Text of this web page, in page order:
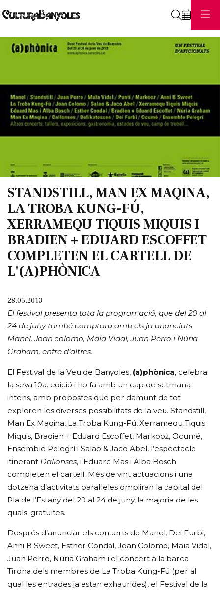
STANDSTILL, MAN EX MAQINA,
LA TROBA KUNG-FÚ,
XERRAMEQU TIQUIS MIQUIS I
BRADIEN + EDUARD ESCOFFET
COMPLETEN EL CARTELL DE
L'(A)PHÒNICA
28.05.2013
El festival presenta tota la programació, que del 20 al
24 de juny també comptarà amb els ja anunciats
Manel, Joan colomo, Maïa Vidal, Juan Perro i Núria
Graham, entre d’altres.
El Festival de la Veu de Banyoles, (a)phònica, celebra
la seva 10a. edició i ho fa amb un cap de setmana
intens, amb propostes que per damunt de tot
exploren les diverses possibilitats de la veu. Standstill,
Man Ex Maqina, La Troba Kung-Fú, Xerramequ Tiquis
Miquis, Bradien + Eduard Escoffet, Markooz, Ocumé,
Ensemble Pelegrí i Salao & Jaco Abel, l’espectacle
itinerant Dallonses, i Eduard Mas i Alba Bosch
completen el cartell. Més de vint actuacions i una
dotzena d’activitats paral·leles ompliran la capital del
Pla de l’Estany del 20 al 24 de juny, la majoria de les
quals, gratuïtes.
Després d’anunciar els concerts de Manel, Dei Furbi,
Anni B Sweet, Esther Condal, Joan Colomo, Maïa Vidal,
Juan Perro, Núria Graham i el concert a la barca
Tirona dels membres de La Troba Kung-Fú (per al
qual les entrades ja estan exhaurides), el Festival de la